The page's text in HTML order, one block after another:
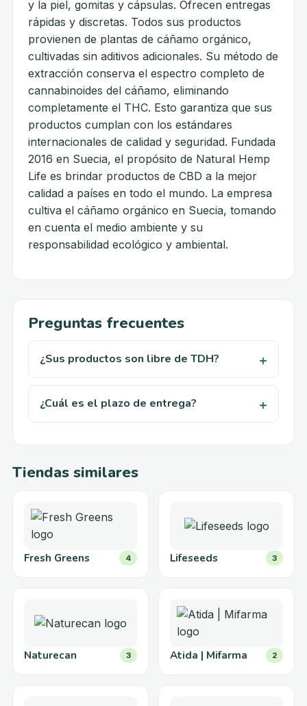
y la piel, gomitas y cápsulas. Ofrecen entregas
rápidas y discretas. Todos sus productos
provienen de plantas de cáñamo orgánico,
cultivadas sin aditivos adicionales. Su método de
extracción conserva el espectro completo de
cannabinoides del cáñamo, eliminando
completamente el THC. Esto garantiza que sus
productos cumplan con los estándares
internacionales de calidad y seguridad. Fundada
2016 en Suecia, el propósito de Natural Hemp
Life es brindar productos de CBD a la mejor
calidad a países en todo el mundo. La empresa
cultiva el cáñamo orgánico en Suecia, tomando
en cuenta el medio ambiente y su
responsabilidad ecológico y ambiental.
Preguntas frecuentes
¿Sus productos son libre de TDH?
¿Cuál es el plazo de entrega?
Tiendas similares
Fresh Greens 4 Lifeseeds 3
Naturecan 3 Atida | Mifarma 2